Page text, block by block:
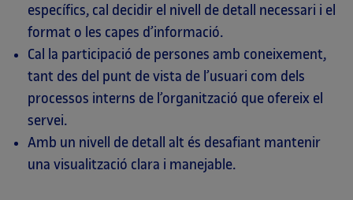
específics, cal decidir el nivell de detall necessari i el
format o les capes d’informació.
Cal la participació de persones amb coneixement,
tant des del punt de vista de l’usuari com dels
processos interns de l’organització que ofereix el
servei.
Amb un nivell de detall alt és desafiant mantenir
una visualització clara i manejable.